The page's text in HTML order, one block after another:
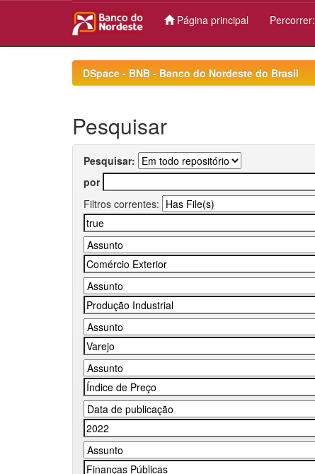
Página principal Percorrer:
DSpace - BNB - Banco do Nordeste do Brasil
Pesquisar
Pesquisar:
por
Filtros correntes: